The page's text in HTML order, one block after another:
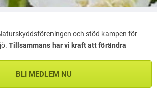
Om oss
och stöd kampen för
Tillsammans har vi kraft att förändra
BLI MEDLEM NU